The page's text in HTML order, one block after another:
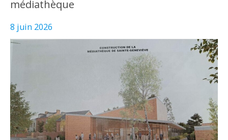
médiathèque
8 juin 2026